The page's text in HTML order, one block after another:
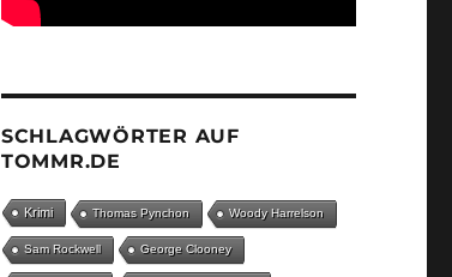
SCHLAGWÖRTER AUF
TOMMR.DE
Krimi Thomas Pynchon Woody Harrelson
Sam Rockwell George Clooney